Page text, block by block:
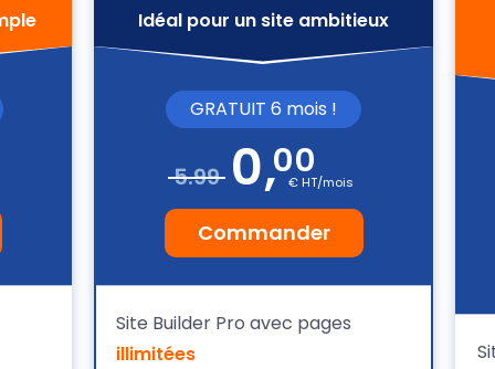
Idéal pour un site ambitieux
GRATUIT 6 mois !
5.99 0,00
€ HT/mois
Commander
Site Builder Pro avec pages
illimitées